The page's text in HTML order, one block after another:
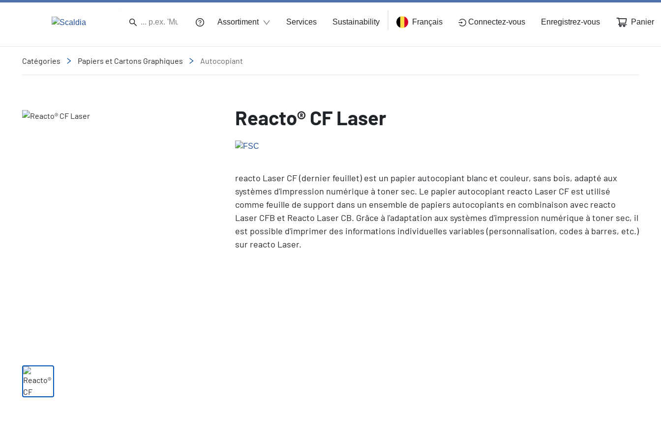
Assortiment Services Sustainability Français Connectez-vous Enregistrez-vous Panier
Catégories Papiers et Cartons Graphiques Autocopiant
Slide 1 of 1 Reacto® CF Laser
reacto Laser CF (dernier feuillet) est un papier autocopiant blanc et couleur, sans bois, adapté aux
systèmes d'impression numérique à toner sec. Le papier autocopiant reacto Laser CF est utilisé
comme feuille de support dans un ensemble de papiers autocopiants en combinaison avec reacto
Laser CFB et Reacto Laser CB. Grâce à l'adaptation aux systèmes d'impression numérique à toner sec, il
est possible d'imprimer des informations individuelles variables (personnalisation, codes à barres, etc.)
sur reacto Laser.